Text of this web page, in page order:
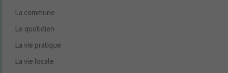
La commune
Le quotidien
La vie pratique
La vie locale